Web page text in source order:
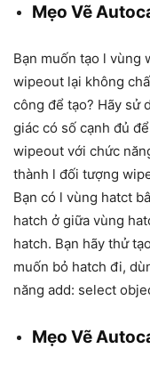
Mẹo Vẽ
Bạn muốn tạo l vùng
wipeout lại không
công để tạo? Hãy sử
giác có số cạnh đủ
wipeout với chức
thành l đối tượng
Bạn có l vùng hatct
hatch ở giữa vùng
hatch. Bạn hãy thử
muốn bỏ hatch đi,
năng add: select
Mẹo Vẽ